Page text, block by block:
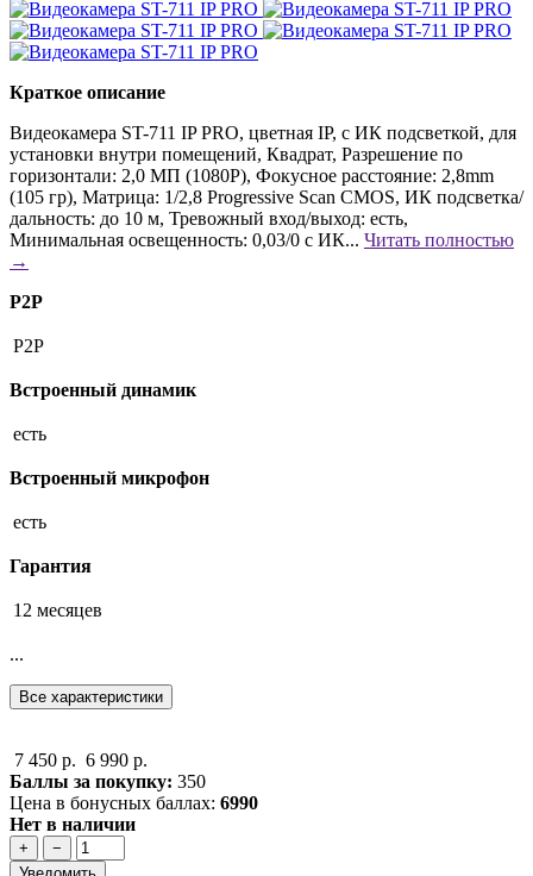
Краткое описание
Видеокамера ST-711 IP PRO, цветная IP, c ИК подсветкой, для
установки внутри помещений, Квадрат, Разрешение по
горизонтали: 2,0 МП (1080P), Фокусное расстояние: 2,8mm
(105 гр), Матрица: 1/2,8 Progressive Scan CMOS, ИК подсветка/
дальность: до 10 м, Тревожный вход/выход: есть,
Минимальная освещенность: 0,03/0 с ИК... Читать полностью
→
P2P
P2P
Встроенный динамик
есть
Встроенный микрофон
есть
Гарантия
12 месяцев
...
Все характеристики
7 450 р. 6 990 р.
Баллы за покупку: 350
Цена в бонусных баллах: 6990
Нет в наличии
+
−